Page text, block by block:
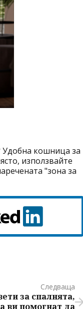
Удобна кошница за
използвайте
"зона за
Следваща
за спалнята,
ви помогнат да